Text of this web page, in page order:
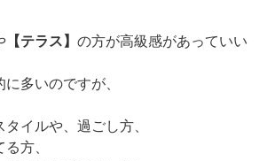
【テラス】 の方が高級感があっていい
多いのですが、
イルや、過ごし方、
方、